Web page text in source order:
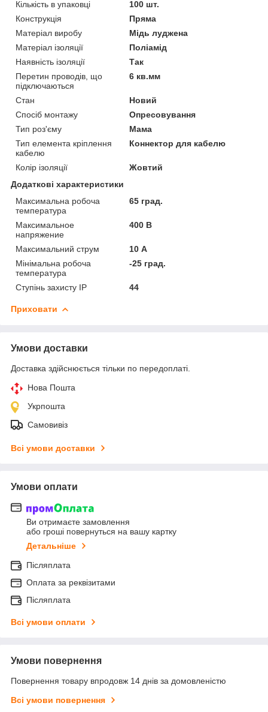
Кількість в упаковці
100 шт.
Конструкція
Пряма
Матеріал виробу
Мідь луджена
Матеріал ізоляції
Поліамід
Наявність ізоляції
Так
Перетин проводів, що
підключаються
6 кв.мм
Стан
Новий
Спосіб монтажу
Опресовування
Тип роз'єму
Мама
Тип елемента кріплення
кабелю
Коннектор для кабелю
Колір ізоляції
Жовтий
Додаткові характеристики
Максимальна робоча
температура
65 град.
Максимальное
напряжение
400 В
Максимальний струм
10 А
Мінімальна робоча
температура
-25 град.
Ступінь захисту IP 44
Приховати
Умови доставки
Доставка здійснюється тільки по передоплаті.
Нова Пошта
Укрпошта
Самовивіз
Всі умови доставки
Умови оплати
Ви отримаєте замовлення
або гроші повернуться на вашу картку
Детальніше
Післяплата
Оплата за реквізитами
Післяплата
Всі умови оплати
Умови повернення
Повернення товару впродовж 14 днів за домовленістю
Всі умови повернення